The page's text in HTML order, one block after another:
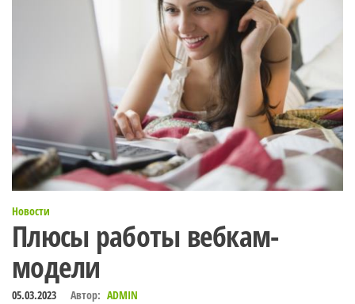
Новости
Плюсы работы вебкам-
модели
05.03.2023 Автор: ADMIN